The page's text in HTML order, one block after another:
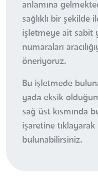
anlamına
sağlıklı bir şekilde
işletmeye ait sabit
numaraları
öneriyoruz.
Bu işletmede
yada eksik
sağ üst kısmında
işaretine
bulunabilirsiniz.